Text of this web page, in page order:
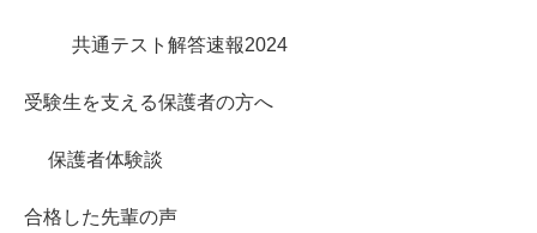
共通テスト解答速報2024
受験生を支える保護者の方へ
保護者体験談
合格した先輩の声